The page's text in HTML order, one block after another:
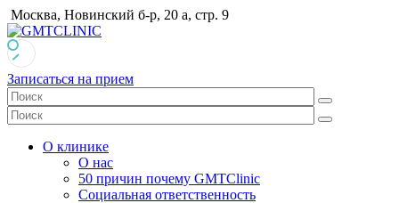
Москва, Новинский б-р, 20 а, стр. 9
Записаться на прием
О клинике
О нас
50 причин почему GMTClinic
Социальная ответственность